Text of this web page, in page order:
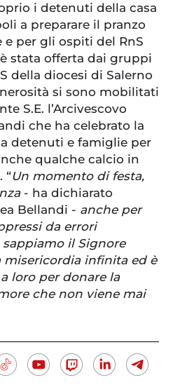
i detenuti della casa
a preparare il pranzo
per gli ospiti del RnS
stata offerta dai gruppi
della diocesi di Salerno
si sono mobilitati
S.E. l’Arcivescovo
che ha celebrato la
detenuti e famiglie per
qualche calcio in
“Un momento di festa,
- ha dichiarato
Bellandi - anche per
da errori
il Signore
misericordia infinita ed è
loro per donare la
che non viene mai